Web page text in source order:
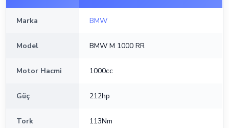
Marka BMW
Model BMW M 1000 RR
Motor Hacmi 1000cc
Güç 212hp
Tork 113Nm